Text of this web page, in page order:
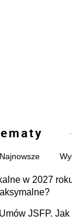
Najnowsze
w 2027
JSFP. Jak